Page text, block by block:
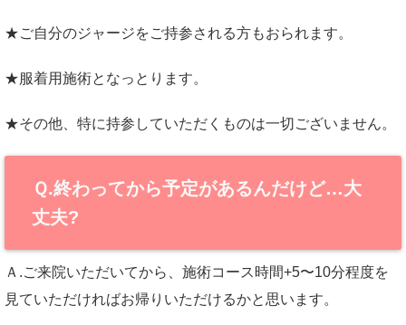
★ご自分のジャージをご持参される方もおられます。
★服着用施術となっとります。
★その他、特に持参していただくものは一切ございません。
Ｑ.終わってから予定があるんだけど…大
丈夫?
Ａ.ご来院いただいてから、施術コース時間+5〜10分程度を
見ていただければお帰りいただけるかと思います。